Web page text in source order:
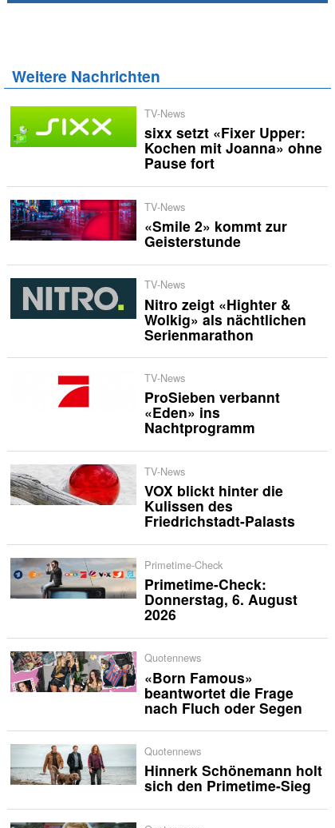
Weitere Nachrichten
TV-News
sixx setzt «Fixer Upper:
Kochen mit Joanna» ohne
Pause fort
TV-News
«Smile 2» kommt zur
Geisterstunde
TV-News
Nitro zeigt «Highter &
Wolkig» als nächtlichen
Serienmarathon
TV-News
ProSieben verbannt
«Eden» ins
Nachtprogramm
TV-News
VOX blickt hinter die
Kulissen des
Friedrichstadt-Palasts
Primetime-Check
Primetime-Check:
Donnerstag, 6. August
2026
Quotennews
«Born Famous»
beantwortet die Frage
nach Fluch oder Segen
Quotennews
Hinnerk Schönemann holt
sich den Primetime-Sieg